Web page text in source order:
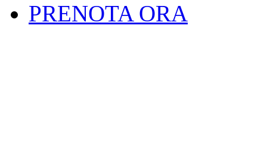
PRENOTA ORA